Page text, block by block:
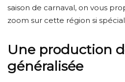
saison de carnaval, on vous
zoom sur cette région si
Une production
généralisée